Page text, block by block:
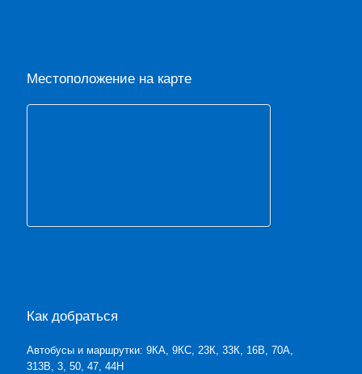
Местоположение на карте
Как добраться
Автобусы и маршрутки: 9КА, 9КС, 23К, 33К, 16В, 70А,
313В, 3, 50, 47, 44Н